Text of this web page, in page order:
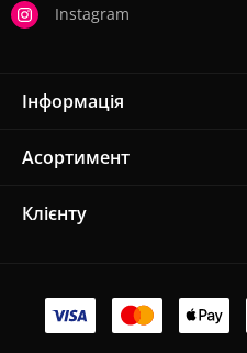
Instagram
Інформація
Асортимент
Клієнту